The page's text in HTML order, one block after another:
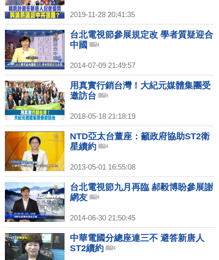
2019-11-28 20:41:35
台北電視節參展規定改 學者質疑迎合
中國
2014-07-09 21:49:57
用真實行銷台灣！大紀元媒體集團受
邀訪台
2018-05-18 21:18:19
NTD亞太台董座：籲政府協助ST2衛
星續約
2013-05-01 16:55:08
台北電視節九月再臨 郝毅博盼參展謝
網友
2014-06-30 21:50:45
中華電國分總座連三不 避答新唐人
ST2續約